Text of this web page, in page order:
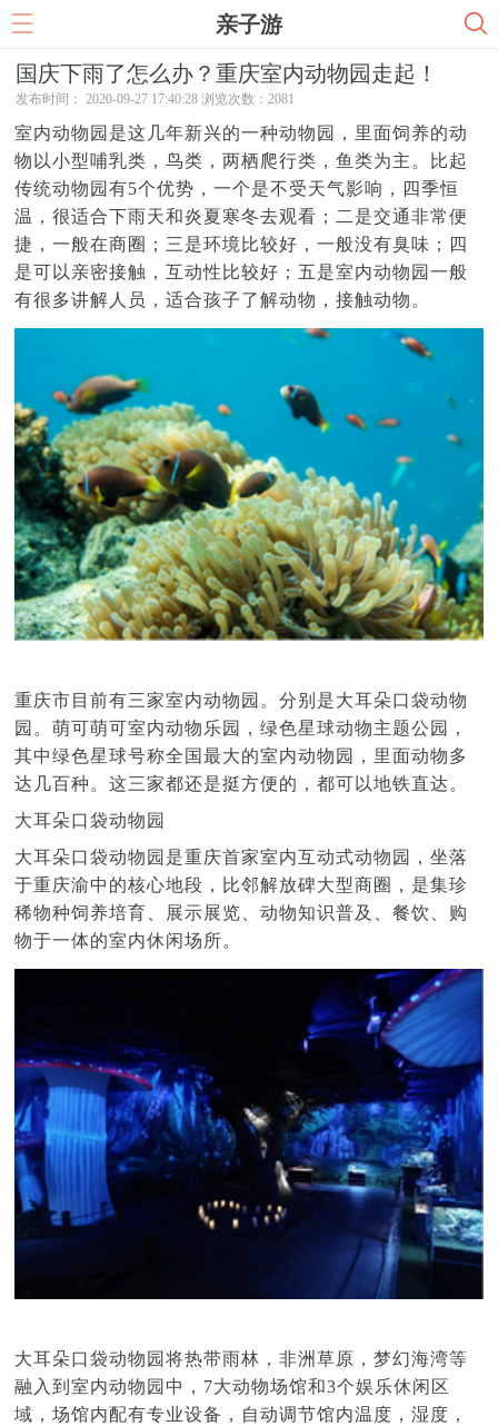
亲子游
国庆下雨了怎么办？重庆室内动物园走起！
发布时间： 2020-09-27 17:40:28 浏览次数：2081
室内动物园是这几年新兴的一种动物园，里面饲养的动
物以小型哺乳类，鸟类，两栖爬行类，鱼类为主。比起
传统动物园有5个优势，一个是不受天气影响，四季恒
温，很适合下雨天和炎夏寒冬去观看；二是交通非常便
捷，一般在商圈；三是环境比较好，一般没有臭味；四
是可以亲密接触，互动性比较好；五是室内动物园一般
有很多讲解人员，适合孩子了解动物，接触动物。
重庆市目前有三家室内动物园。分别是大耳朵口袋动物
园。萌可萌可室内动物乐园，绿色星球动物主题公园，
其中绿色星球号称全国最大的室内动物园，里面动物多
达几百种。这三家都还是挺方便的，都可以地铁直达。
大耳朵口袋动物园
大耳朵口袋动物园是重庆首家室内互动式动物园，坐落
于重庆渝中的核心地段，比邻解放碑大型商圈，是集珍
稀物种饲养培育、展示展览、动物知识普及、餐饮、购
物于一体的室内休闲场所。
大耳朵口袋动物园将热带雨林，非洲草原，梦幻海湾等
融入到室内动物园中，7大动物场馆和3个娱乐休闲区
域，场馆内配有专业设备，自动调节馆内温度，湿度，